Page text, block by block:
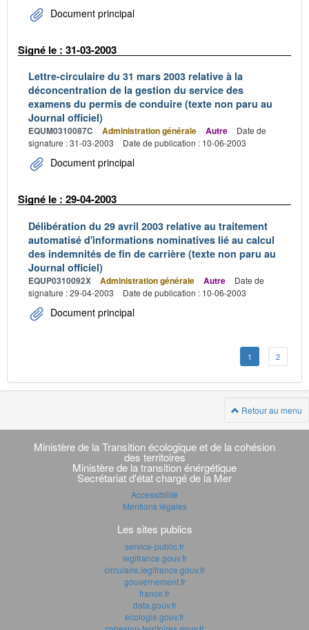
Document principal
Signé le : 31-03-2003
Lettre-circulaire du 31 mars 2003 relative à la
déconcentration de la gestion du service des
examens du permis de conduire (texte non paru au
Journal officiel)
EQUM0310087C Administration générale Autre
Date de
signature : 31-03-2003
Date de publication : 10-06-2003
Document principal
Signé le : 29-04-2003
Délibération du 29 avril 2003 relative au traitement
automatisé d'informations nominatives lié au calcul
des indemnités de fin de carrière (texte non paru au
Journal officiel)
EQUP0310092X Administration générale Autre
Date de
signature : 29-04-2003
Date de publication : 10-06-2003
Document principal
1 2
Retour au menu
Navigation
transverse
Ministère de la Transition écologique et de la cohésion
des territoires
Ministère de la transition énérgétique
Secrétariat d'état chargé de la Mer
Accessibilité
Mentions légales
Les sites publics
service-public.fr
legifrance.gouv.fr
circulaire.legifrance.gouv.fr
gouvernement.fr
france.fr
data.gouv.fr
ecologie.gouv.fr